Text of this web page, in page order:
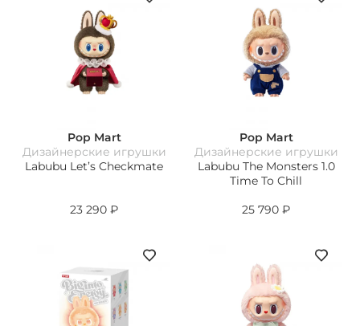
Pop Mart
Дизайнерские игрушки
Labubu Let’s Checkmate
23 290 ₽
Pop Mart
Дизайнерские игрушки
Labubu The Monsters 1.0
Time To Chill
25 790 ₽